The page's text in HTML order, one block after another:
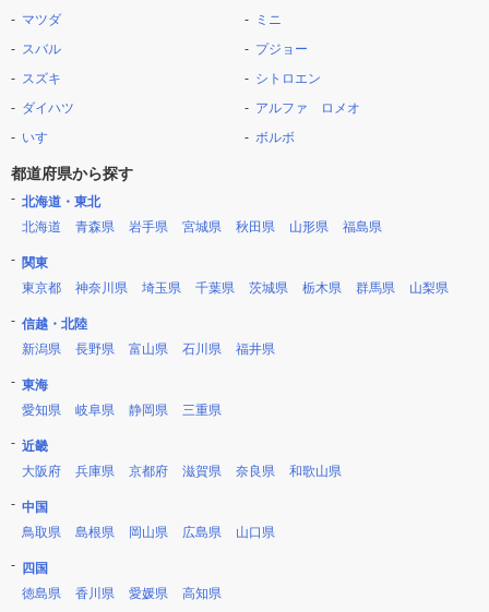
マツダ
スバル
スズキ
ダイハツ
いすゞ
ミニ
プジョー
シトロエン
アルファ ロメオ
ボルボ
都道府県から探す
北海道・東北
北海道
青森県 岩手県 宮城県 秋田県 山形県 福島県
関東
東京都
神奈川県 埼玉県 千葉県 茨城県 栃木県 群馬県 山梨県
信越・北陸
新潟県
長野県 富山県 石川県 福井県
東海
愛知県
岐阜県 静岡県 三重県
近畿
大阪府
兵庫県 京都府 滋賀県 奈良県 和歌山県
中国
鳥取県
島根県 岡山県 広島県 山口県
四国
徳島県
香川県 愛媛県 高知県